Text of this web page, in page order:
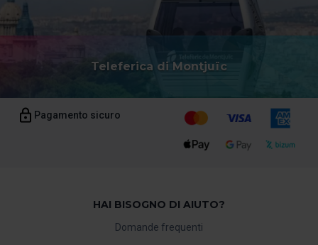
Teleferica di Montjuïc
Pagamento sicuro
HAI BISOGNO DI AIUTO?
Domande frequenti